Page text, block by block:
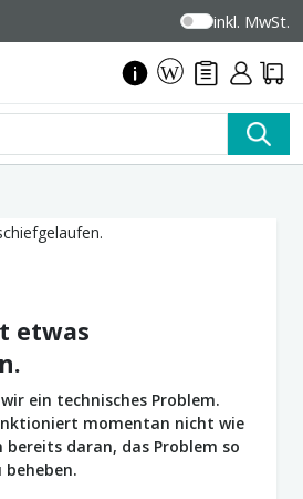
inkl. MwSt.
etwas
ein technisches Problem.
momentan nicht wie
daran, das Problem so
beheben.